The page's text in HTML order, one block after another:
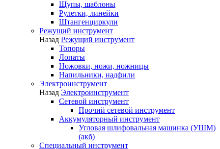
Щупы, шаблоны
Рулетки, линейки
Штангенциркули
Режущий инструмент
Назад Режущий инструмент
Топоры
Лопаты
Ножовки, ножи, ножницы
Напильники, надфили
Электроинструмент
Назад Электроинструмент
Сетевой инструмент
Прочий сетевой инструмент
Аккумуляторный инструмент
Угловая шлифовальная машинка (УШМ)
(акб)
Специальный инструмент